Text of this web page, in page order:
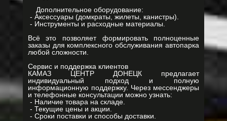
Дополнительное оборудование:
- Аксессуары (домкраты, жилеты, канистры).
- Инструменты и расходные материалы.
Всё это позволяет формировать полноценные
заказы для комплексного обслуживания автопарка
любой сложности.
Сервис и поддержка клиентов
КАМАЗ ЦЕНТР ДОНЕЦК предлагает
индивидуальный подход и полную
информационную поддержку. Через мессенджеры
и телефонные консультации можно узнать:
- Наличие товара на складе.
- Текущие цены и акции.
- Сроки поставки и способы доставки.